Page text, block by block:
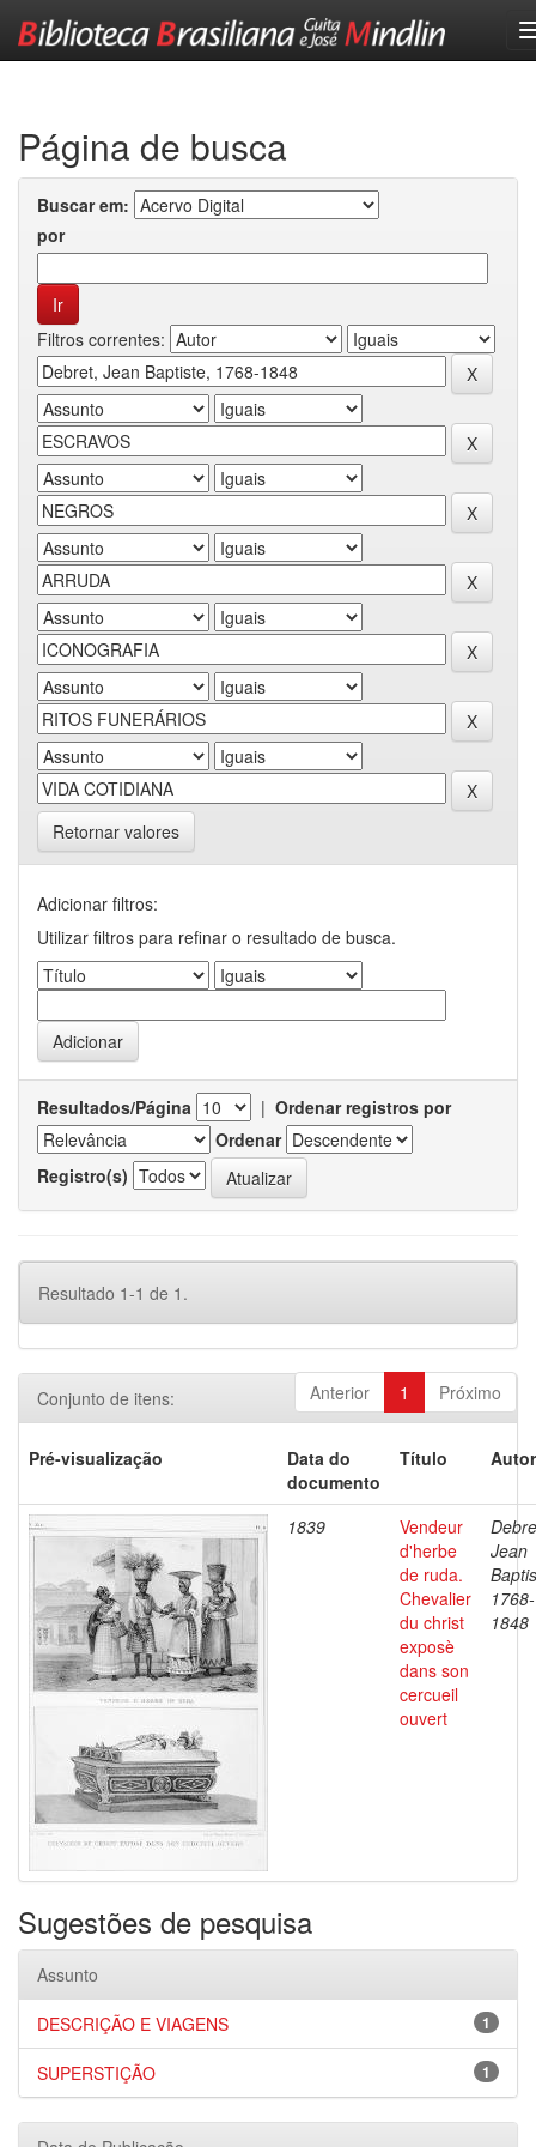
Página de busca
Buscar em:
por
Filtros correntes:
Retornar valores
Adicionar filtros:
Utilizar filtros para refinar o resultado de busca.
Resultados/Página | Ordenar registros por
Ordenar
Registro(s)
Resultado 1-1 de 1.
Anterior 1 Próximo
Conjunto de itens:
Pré-visualização
Data do
documento
Título
1839
Vendeur
d'herbe
de ruda.
Chevalier
du christ
exposè
dans son
cercueil
ouvert
Jean
1768-
1848
Sugestões de pesquisa
Assunto
1
DESCRIÇÃO E VIAGENS
1
SUPERSTIÇÃO